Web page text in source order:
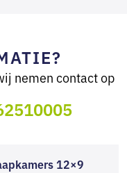
nemen contact op
12×9